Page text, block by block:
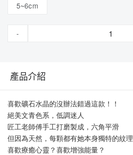
5~6cm
-
產品介紹
喜歡礦石水晶的沒辦法錯過這款！！
絕美文青色系，低調迷人
匠工老師傅手工打磨製成，六角平滑
但因為天然，每顆都有她本身獨特的紋理
喜歡療癒心靈？喜歡增強能量？